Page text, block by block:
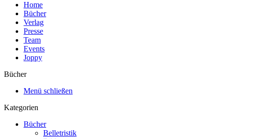
Home
Bücher
Verlag
Presse
Team
Events
Joppy
Bücher
Menü schließen
Kategorien
Bücher
Belletristik